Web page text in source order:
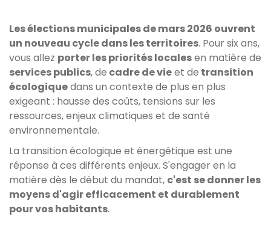
Les élections municipales de mars 2026 ouvrent
un nouveau cycle dans les territoires. Pour six ans,
vous allez porter les priorités localesen matière de
services publics, de cadre de vieet de transition
écologiquedans un contexte de plus en plus
exigeant : hausse des coûts, tensions sur les
ressources, enjeux climatiques et de santé
environnementale.
La transition écologique et énergétique est une
réponse à ces différents enjeux. S'engager en la
matière dès le début du mandat, c'est se donner les
moyens d'agir efficacement et durablement
pour vos habitants.